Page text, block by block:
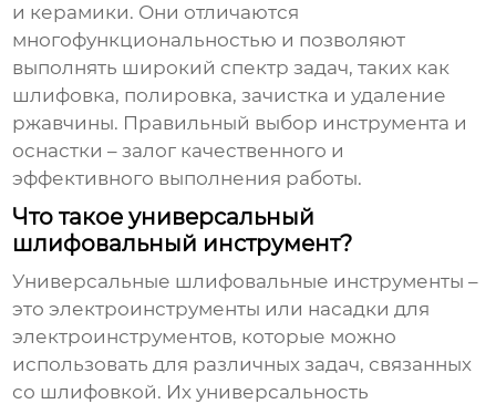
и керамики. Они отличаются
многофункциональностью и позволяют
выполнять широкий спектр задач, таких как
шлифовка, полировка, зачистка и удаление
ржавчины. Правильный выбор инструмента и
оснастки – залог качественного и
эффективного выполнения работы.
Что такое универсальный
шлифовальный инструмент?
Универсальные шлифовальные инструменты –
это электроинструменты или насадки для
электроинструментов, которые можно
использовать для различных задач, связанных
со шлифовкой. Их универсальность